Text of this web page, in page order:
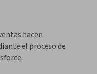
hacen
el proceso de